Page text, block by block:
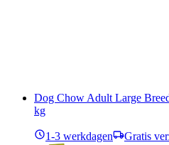
Dog Chow Adult Large
kg
1-3 werkdagen Gratis